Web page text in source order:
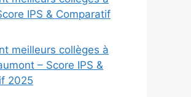
IPS & Comparatif
meilleurs collèges à
– Score IPS &
2025